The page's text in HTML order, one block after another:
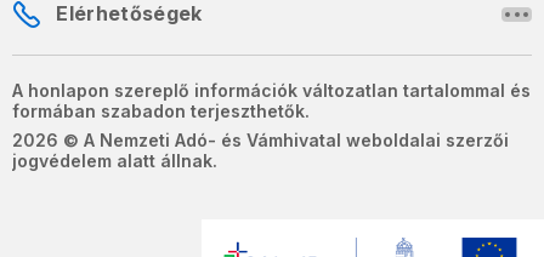
Elérhetőségek
A honlapon szereplő információk változatlan tartalommal és
formában szabadon terjeszthetők.
2026 © A Nemzeti Adó- és Vámhivatal weboldalai szerzői
jogvédelem alatt állnak.